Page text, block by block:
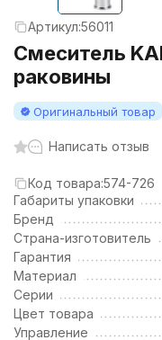
Артикул:56011
Смеситель
раковины
Оригинальный товар
Написать отзыв
Код товара:574-726
Габариты упаковки
Бренд
Страна-изготовитель
Гарантия
Материал
Серии
Цвет товара
Управление